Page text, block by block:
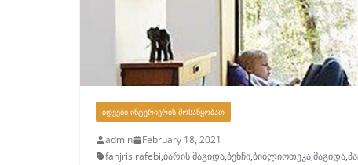
ᲘᲓᲔᲔᲑᲘ ᲘᲜᲢᲔᲠᲘᲔᲠᲘᲡ ᲛᲝᲡᲐᲬᲧᲝᲑᲐᲗ
admin
February 18, 2021
fanjris rafebi,ბარის მაგიდა,ბენჩი,ბიბლიოთეკა,მაგიდა,